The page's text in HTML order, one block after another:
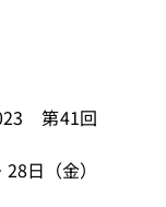
　第41回
日（金）